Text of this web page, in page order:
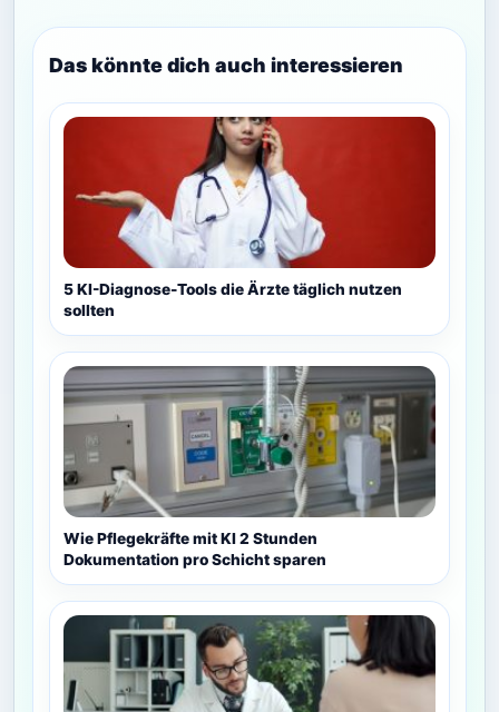
Das könnte dich auch interessieren
5 KI-Diagnose-Tools die Ärzte täglich nutzen
sollten
Wie Pflegekräfte mit KI 2 Stunden
Dokumentation pro Schicht sparen